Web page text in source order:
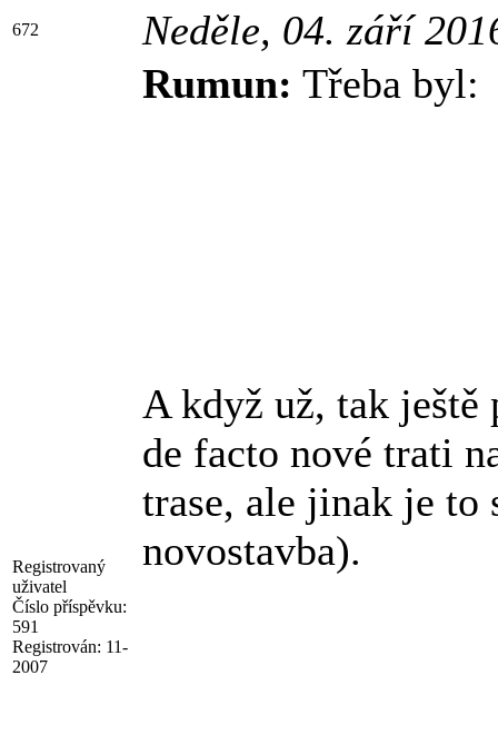
672 Neděle, 04. září
Registrovaný
uživatel
Číslo příspěvku:
591
Registrován: 11-
2007
Rumun: Třeba byl:
A když už, tak ještě
de facto nové trati
trase, ale jinak je to
novostavba).